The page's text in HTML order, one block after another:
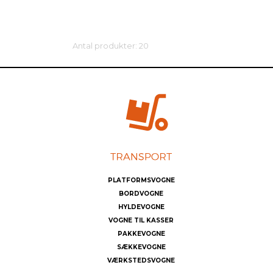
Antal produkter: 20
PLATFORMSVOGNE
BORDVOGNE
HYLDEVOGNE
VOGNE TIL KASSER
PAKKEVOGNE
SÆKKEVOGNE
VÆRKSTEDSVOGNE